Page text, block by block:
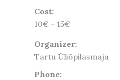
Cost:
10€ – 15€
Organizer:
Tartu Üliõpilasmaja
Phone: